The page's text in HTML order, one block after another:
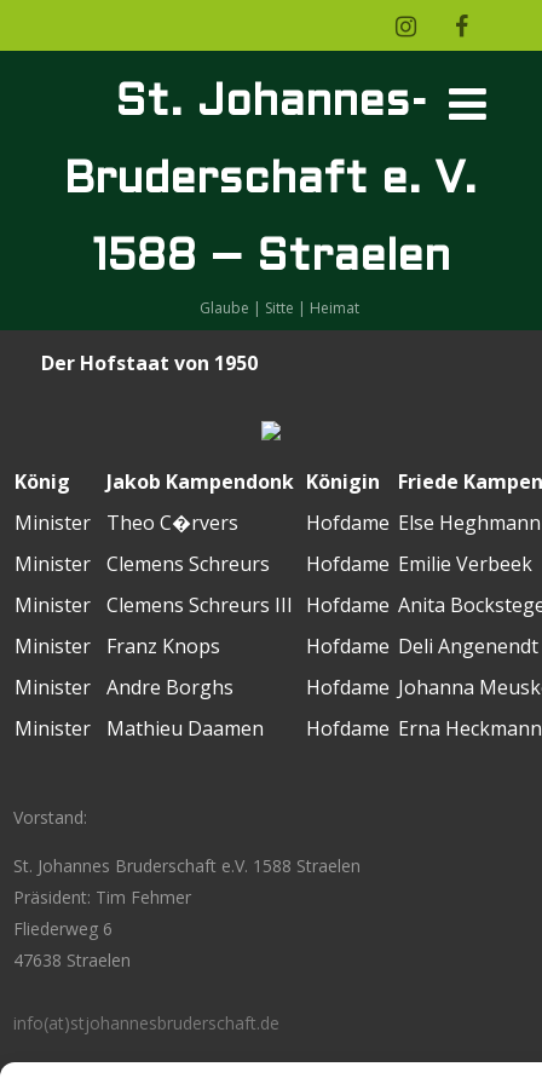
St. Johannes-
Bruderschaft e. V.
1588 – Straelen
Glaube | Sitte | Heimat
Der Hofstaat von 1950
König Jakob Kampendonk Königin
Friede
Minister
Theo C�rvers Hofdame Else Heghmann
Minister Clemens Schreurs Hofdame Emilie Verbeek
Minister Clemens Schreurs III Hofdame Anita
Minister
Franz Knops Hofdame Deli Angenendt
Minister Andre Borghs Hofdame Johanna
Minister
Mathieu Daamen Hofdame Erna
Vorstand:
St. Johannes Bruderschaft e.V. 1588 Straelen
Präsident: Tim Fehmer
Fliederweg 6
47638 Straelen
info(at)stjohannesbruderschaft.de